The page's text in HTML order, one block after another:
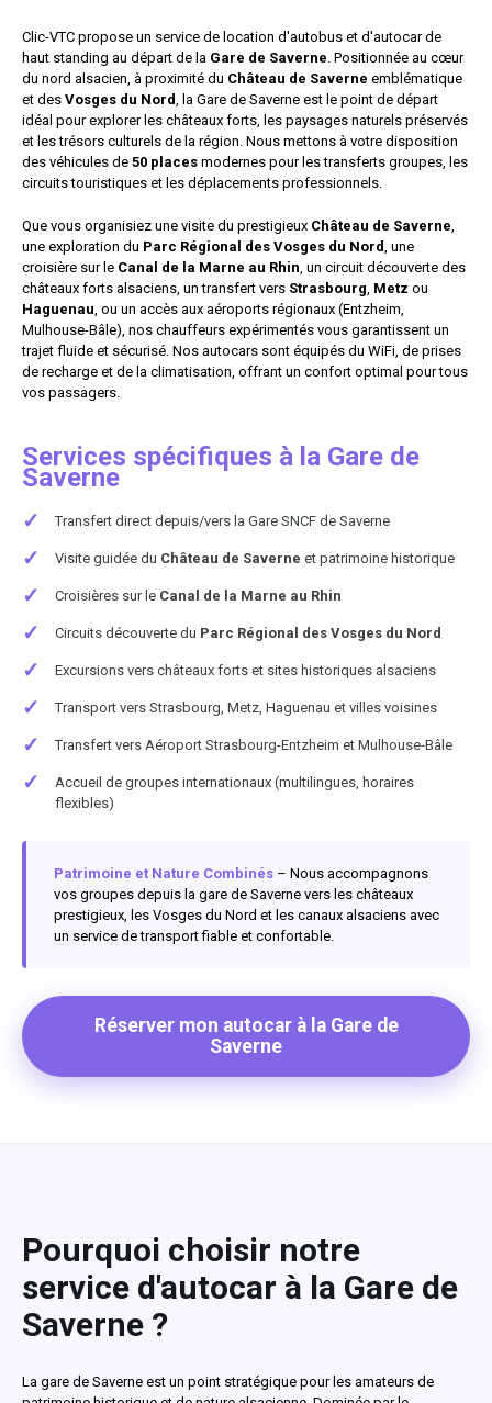
Clic-VTC propose un service de location d'autobus et d'autocar de
haut standing au départ de la Gare de Saverne . Positionnée au cœur
du nord alsacien, à proximité du Château de Saverne emblématique
et des Vosges du Nord , la Gare de Saverne est le point de départ
idéal pour explorer les châteaux forts, les paysages naturels préservés
et les trésors culturels de la région. Nous mettons à votre disposition
des véhicules de 50 places modernes pour les transferts groupes, les
circuits touristiques et les déplacements professionnels.
Que vous organisiez une visite du prestigieux Château de Saverne
une exploration du Parc Régional des Vosges du Nord , une
croisière sur le Canal de la Marne au Rhin , un circuit découverte des
châteaux forts alsaciens, un transfert vers Strasbourg Metz ou
Haguenau , ou un accès aux aéroports régionaux (Entzheim,
Mulhouse-Bâle), nos chauffeurs expérimentés vous garantissent un
trajet fluide et sécurisé. Nos autocars sont équipés du WiFi, de prises
de recharge et de la climatisation, offrant un confort optimal pour tous
vos passagers.
Services spécifiques à la Gare de
Saverne
✓ Transfert direct depuis/vers la Gare SNCF de Saverne
✓ Visite guidée du Château de Saverne et patrimoine historique
✓ Croisières sur le Canal de la Marne au Rhin
✓ Circuits découverte du Parc Régional des Vosges du Nord
✓ Excursions vers châteaux forts et sites historiques alsaciens
✓ Transport vers Strasbourg, Metz, Haguenau et villes voisines
✓ Transfert vers Aéroport Strasbourg-Entzheim et Mulhouse-Bâle
✓
Accueil de groupes internationaux (multilingues, horaires
flexibles)
Patrimoine et Nature Combinés – Nous accompagnons
vos groupes depuis la gare de Saverne vers les châteaux
prestigieux, les Vosges du Nord et les canaux alsaciens avec
un service de transport fiable et confortable.
Réserver mon autocar à la Gare de
Saverne
Pourquoi choisir notre
service d'autocar à la Gare de
Saverne ?
La gare de Saverne est un point stratégique pour les amateurs de